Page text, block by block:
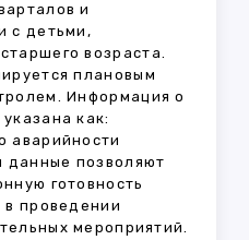
и
с детьми,
возраста.
плановым
Информация о
как:
аварийности
данные позволяют
готовность
в проведении
мероприятий.